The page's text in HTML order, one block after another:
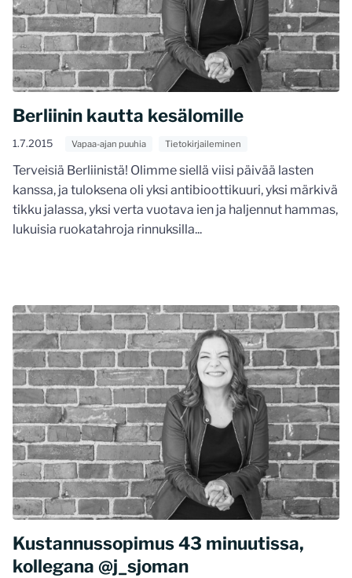
Berliinin kautta kesälomille
1.7.2015 Vapaa-ajan puuhia Tietokirjaileminen
Terveisiä Berliinistä! Olimme siellä viisi päivää lasten
kanssa, ja tuloksena oli yksi antibioottikuuri, yksi märkivä
tikku jalassa, yksi verta vuotava ien ja haljennut hammas,
lukuisia ruokatahroja rinnuksilla...
Kustannussopimus 43 minuutissa,
kollegana @j_sjoman